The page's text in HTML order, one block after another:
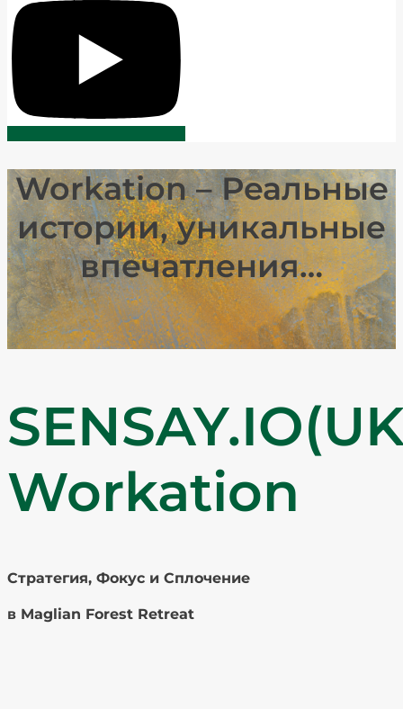
Workation – Реальные
истории, уникальные
впечатления…​
Workation
Стратегия, Фокус и Сплочение
в Maglian Forest Retreat